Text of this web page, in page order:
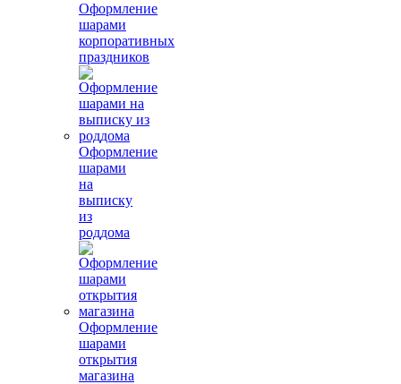
Оформление
шарами
корпоративных
праздников
Оформление
шарами
на
выписку
из
роддома
Оформление
шарами
открытия
магазина